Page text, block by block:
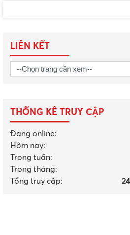
LIÊN KẾT
THỐNG KÊ TRUY CẬP
Đang online:
Hôm nay:
Trong tuần:
Trong tháng:
Tổng truy cập: